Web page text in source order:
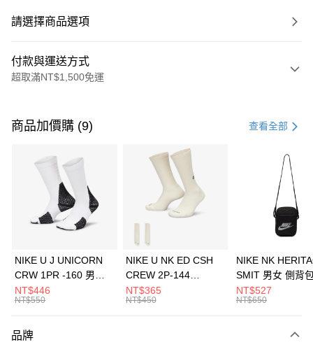
請選擇商品選項
付款與運送方式
超取滿NT$1,500免運
信用卡一次付款
3 期 0 利率 每期 21家銀行
合作金庫商業銀行
第一商業銀行
華南商業銀行
彰化商業銀行
上海商業儲蓄銀行
元大商業銀行
台灣樂天信用卡公司
Apple Pay
全盈+PAY
AFTEE先享後付
【關於「AFTEE先享後付」】
商品加價購 (9) 查看全部
NIKE U J UNICORN
CRW 1PR -160 男女
中統襪 FZ3393100
NT$446
NT$550
NIKE U NK ED CSH
CREW 2P-144
EMBRDY 男女 短統襪
FZ3073133
NT$365
NT$450
NIKE NK
SMIT 男女 側背
BA5871010
NT$527
NT$650
品牌